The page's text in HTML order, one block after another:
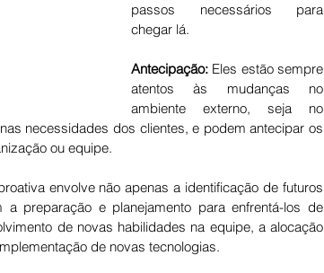
passos necessários para
chegar lá.
Antecipação: Eles estão sempre
atentos às mudanças no
ambiente externo, seja no
necessidades dos clientes, e podem antecipar os
ou equipe.
envolve não apenas a identificação de futuros
preparação e planejamento para enfrentá-los de
de novas habilidades na equipe, a alocação
de novas tecnologias.